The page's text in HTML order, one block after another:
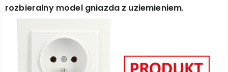
rozbieralny model gniazda z uziemieniem.